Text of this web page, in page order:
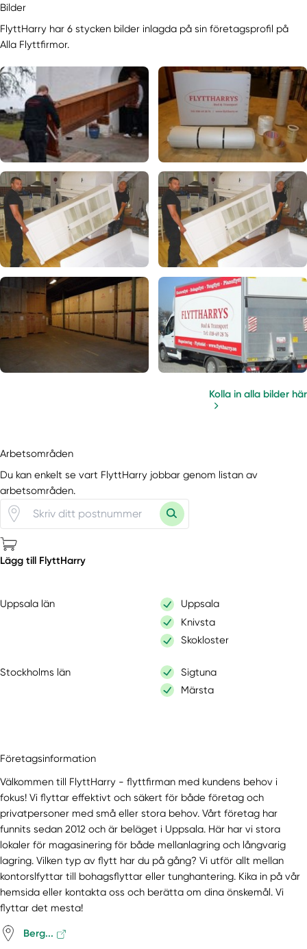
Bilder
FlyttHarry har 6 stycken bilder inlagda på sin företagsprofil på
Alla Flyttfirmor.
Kolla in alla bilder här
Arbetsområden
Du kan enkelt se vart FlyttHarry jobbar genom listan av
arbetsområden.
Lägg till FlyttHarry
Uppsala län
Uppsala
Knivsta
Skokloster
Stockholms län
Sigtuna
Märsta
Företagsinformation
Välkommen till FlyttHarry - flyttfirman med kundens behov i
fokus! Vi flyttar effektivt och säkert för både företag och
privatpersoner med små eller stora behov. Vårt företag har
funnits sedan 2012 och är beläget i Uppsala. Här har vi stora
lokaler för magasinering för både mellanlagring och långvarig
lagring. Vilken typ av flytt har du på gång? Vi utför allt mellan
kontorslfyttar till bohagsflyttar eller tunghantering. Kika in på vår
hemsida eller kontakta oss och berätta om dina önskemål. Vi
flyttar det mesta!
Berg...